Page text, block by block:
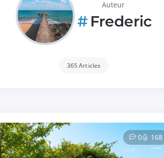
Auteur
Frederic
365 Articles
0 168